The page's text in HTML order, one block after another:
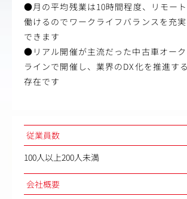
●月の平均残業は10時間程度、リモー
働けるのでワークライフバランスを充
できます
●リアル開催が主流だった中古車オー
ラインで開催し、業界のDX化を推進す
存在です
従業員数
100人以上200人未満
会社概要